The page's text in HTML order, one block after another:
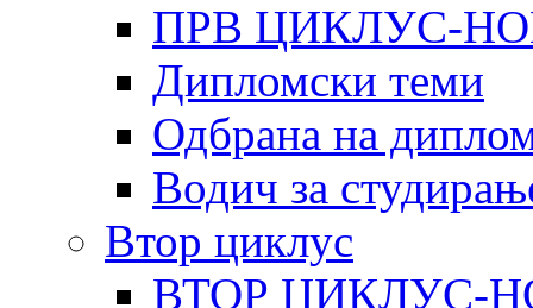
ПРВ ЦИКЛУС-
Дипломски теми
Одбрана на
Водич за
Втор циклус
ВТОР ЦИКЛУС-